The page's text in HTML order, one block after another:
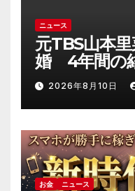
ニュース
元TBS山本
婚 4年間の
「ともに歩ん
(J-CASTニュ
2026年8月10日
お金 ニュース